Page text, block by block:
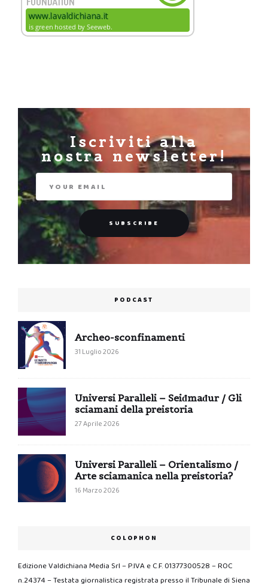
Iscriviti alla
nostra newsletter!
PODCAST
Archeo-sconfinamenti
31 Luglio 2026
Universi Paralleli – Seiđmađur / Gli
sciamani della preistoria
27 Aprile 2026
Universi Paralleli – Orientalismo /
Arte sciamanica nella preistoria?
16 Marzo 2026
COLOPHON
Edizione Valdichiana Media Srl – P.IVA e C.F. 01377300528 – ROC
n.24374 – Testata giornalistica registrata presso il Tribunale di Siena